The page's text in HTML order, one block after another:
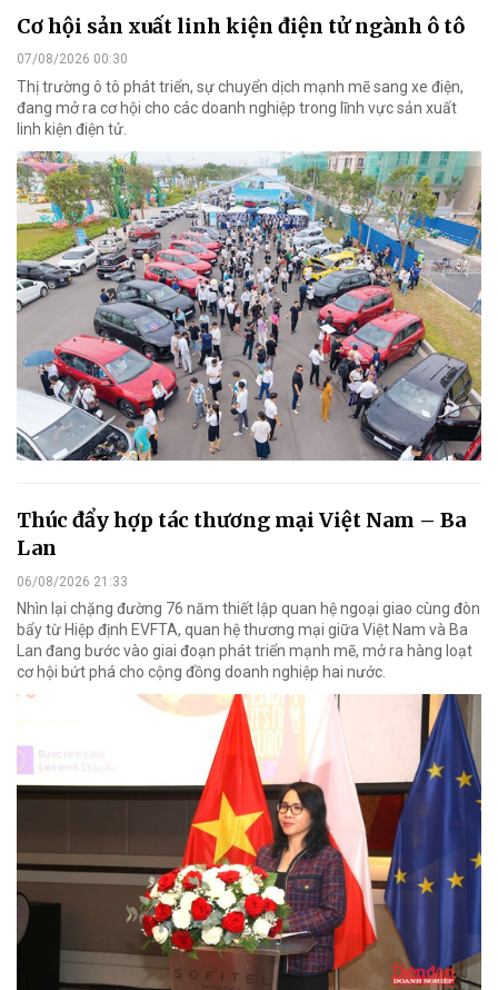
Cơ hội sản xuất linh kiện điện tử ngành ô tô
07/08/2026 00:30
Thị trường ô tô phát triển, sự chuyển dịch mạnh mẽ sang xe điện,
đang mở ra cơ hội cho các doanh nghiệp trong lĩnh vực sản xuất
linh kiện điện tử.
Thúc đẩy hợp tác thương mại Việt Nam – Ba
Lan
06/08/2026 21:33
Nhìn lại chặng đường 76 năm thiết lập quan hệ ngoại giao cùng đòn
bẩy từ Hiệp định EVFTA, quan hệ thương mại giữa Việt Nam và Ba
Lan đang bước vào giai đoạn phát triển mạnh mẽ, mở ra hàng loạt
cơ hội bứt phá cho cộng đồng doanh nghiệp hai nước.